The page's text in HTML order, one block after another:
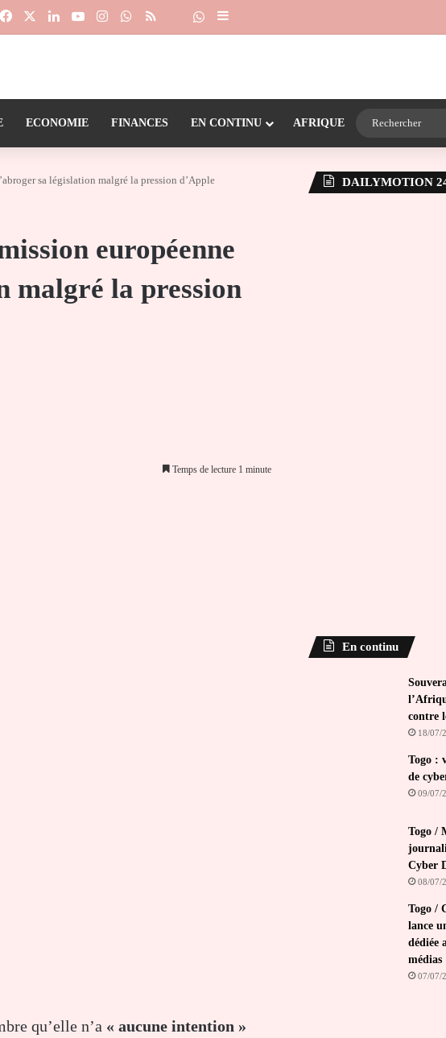
FacebookLinkedinYouTubeInstagramWhatsApp
RSS Dailymotion
Suivre la chaîne 24heureinfo sur WhatsApp
Sidebar (barre latérale)
ECONOMIE FINANCES EN CONTINU AFRIQUE
sa législation malgré la pression d’Apple
européenne
malgré la pression
Temps de lecture 1 minute
qu’elle n’a « aucune intention »
DAILYMOTION
En continu
contre
18/07/
Togo :
de
09/07/
Togo /
Cyber
08/07/
Togo /
lance
dédiée
médias
07/07/